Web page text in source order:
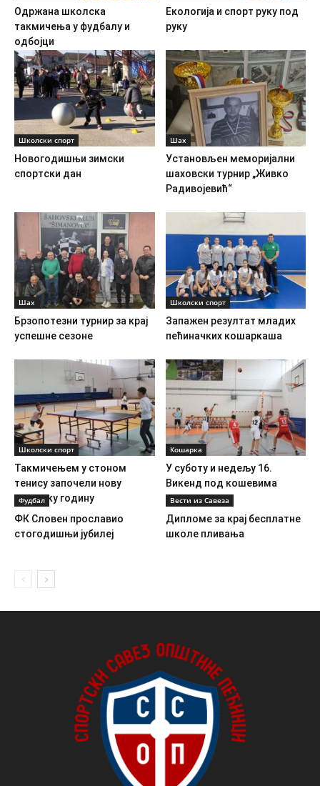
Одржана школска
такмичења у фудбалу и
одбојци
Екологија и спорт руку под
руку
Школски спорт
Новогодишњи зимски
спортски дан
Шах
Установљен меморијални
шаховски турнир „Живко
Радивојевић“
Шах
Брзопотезни турнир за крај
успешне сезоне
Школски спорт
Запажен резултат младих
пећиначких кошаркаша
Школски спорт
Такмичењем у стоном
тенису започели нову
школску годину
Кошарка
У суботу и недељу 16.
Викенд под кошевима
Фудбал
ФК Словен прославио
стогодишњи јубилеј
Вести из Савеза
Дипломе за крај бесплатне
школе пливања